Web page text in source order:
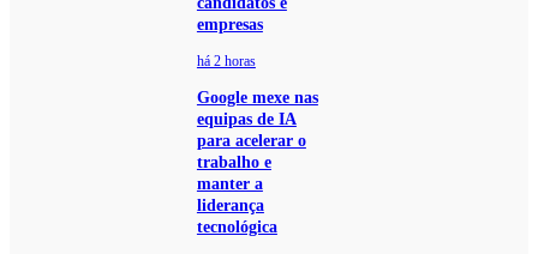
empresas
há 2 horas
Google mexe nas
equipas de IA
para acelerar o
trabalho e
manter a
liderança
tecnológica